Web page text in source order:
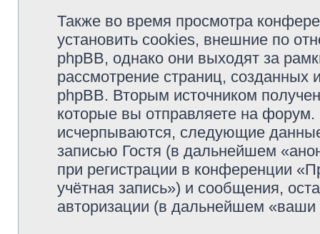
Также во время просмотра
установить cookies, внешние по
phpBB, однако они выходят за
рассмотрение страниц,
phpBB. Вторым источником
которые вы отправляете на
исчерпываются, следующие
записью Гостя (в дальнейшем
при регистрации в конференции
учётная запись») и сообщения,
авторизации (в дальнейшем